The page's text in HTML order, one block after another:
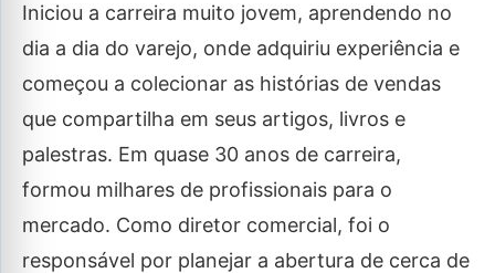
Iniciou a carreira muito jovem, aprendendo no
dia a dia do varejo, onde adquiriu experiência e
começou a colecionar as histórias de vendas
que compartilha em seus artigos, livros e
palestras. Em quase 30 anos de carreira,
formou milhares de profissionais para o
mercado. Como diretor comercial, foi o
responsável por planejar a abertura de cerca de